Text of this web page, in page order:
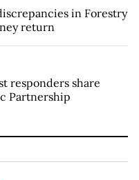
in Forestry
return
responders share
Partnership